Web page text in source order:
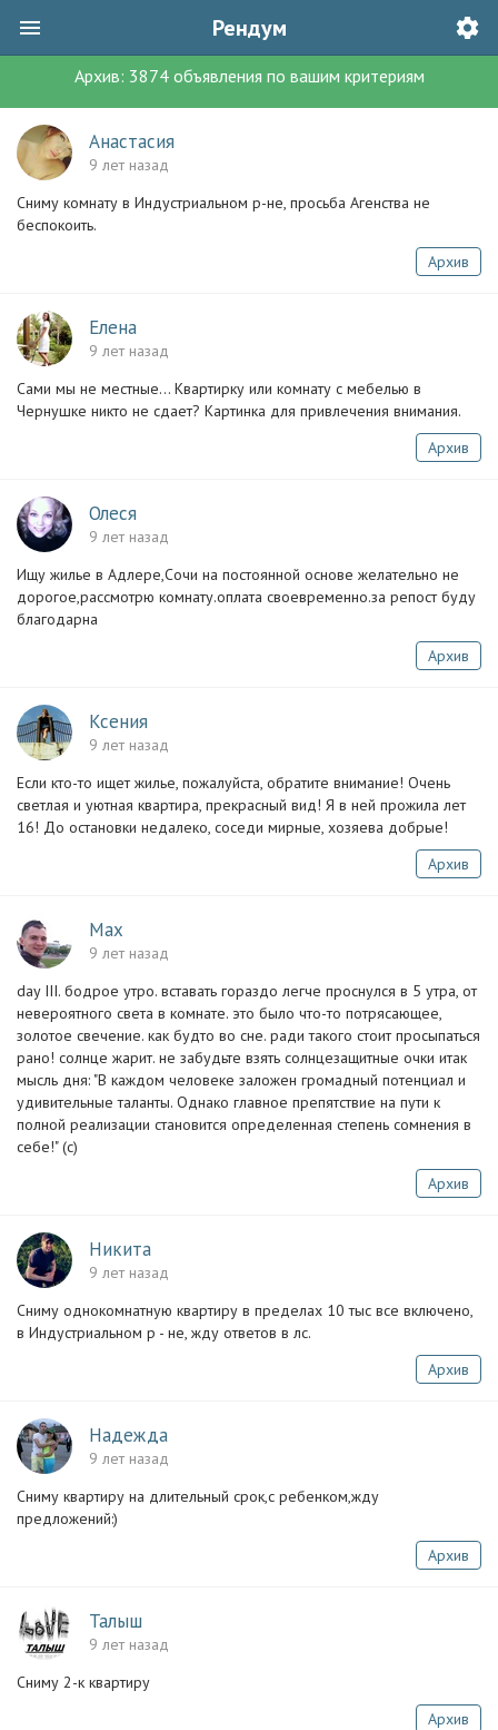
Рендум
Архив: 3874объявления по вашим критериям
Анастасия
9 лет назад
Сниму комнату в Индустриальном р-не, просьба Агенства не
беспокоить.
Архив
Елена
9 лет назад
Сами мы не местные... Квартирку или комнату с мебелью в
Чернушке никто не сдает? Картинка для привлечения внимания.
Архив
Олеся
9 лет назад
Ищу жилье в Адлере,Сочи на постоянной основе желательно не
дорогое,рассмотрю комнату.оплата своевременно.за репост буду
благодарна
Архив
Ксения
9 лет назад
Если кто-то ищет жилье, пожалуйста, обратите внимание! Очень
светлая и уютная квартира, прекрасный вид! Я в ней прожила лет
16! До остановки недалеко, соседи мирные, хозяева добрые!
Архив
Max
9 лет назад
day III. бодрое утро. вставать гораздо легче проснулся в 5 утра, от
невероятного света в комнате. это было что-то потрясающее,
золотое свечение. как будто во сне. ради такого стоит просыпаться
рано! солнце жарит. не забудьте взять солнцезащитные очки итак
мысль дня: "В каждом человеке заложен громадный потенциал и
удивительные таланты. Однако главное препятствие на пути к
полной реализации становится определенная степень сомнения в
себе!" (с)
Архив
Никита
9 лет назад
Сниму однокомнатную квартиру в пределах 10 тыс все включено,
в Индустриальном р - не, жду ответов в лс.
Архив
Надежда
9 лет назад
Сниму квартиру на длительный срок,с ребенком,жду
предложений:)
Архив
Талыш
9 лет назад
Сниму 2-к квартиру
Архив